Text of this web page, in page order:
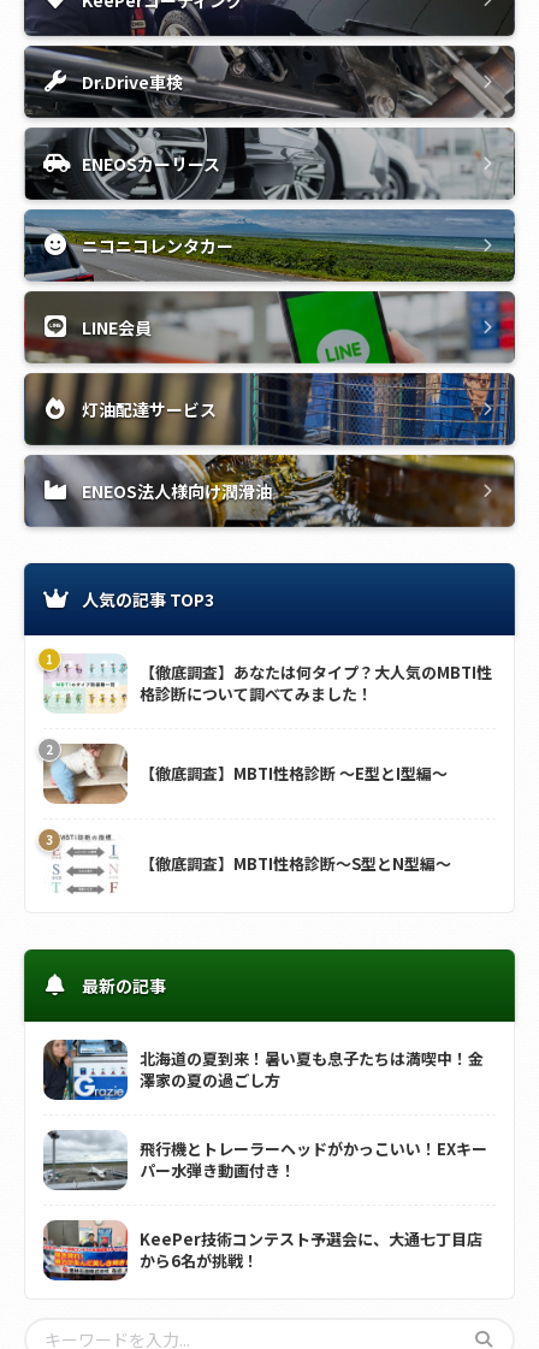
Dr.Drive車検
ENEOSカーリース
ニコニコレンタカー
LINE会員
灯油配達サービス
ENEOS法人様向け潤滑油
人気の記事 TOP3
【徹底調査】あなたは何タイプ？大人気のMBTI性
格診断について調べてみました！
【徹底調査】MBTI性格診断 ～E型とI型編～
【徹底調査】MBTI性格診断～S型とN型編～
最新の記事
北海道の夏到来！暑い夏も息子たちは満喫中！金
澤家の夏の過ごし方
飛行機とトレーラーヘッドがかっこいい！EXキー
パー水弾き動画付き！
KeePer技術コンテスト予選会に、大通七丁目店
から6名が挑戦！